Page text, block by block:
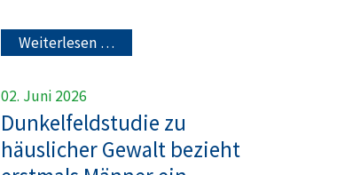
Weiterlesen …
02. Juni 2026
Dunkelfeldstudie zu
häuslicher Gewalt bezieht